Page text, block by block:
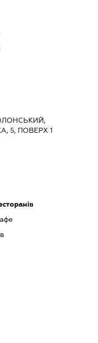
5, ПОВЕРХ 1